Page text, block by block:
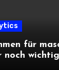
für
noch